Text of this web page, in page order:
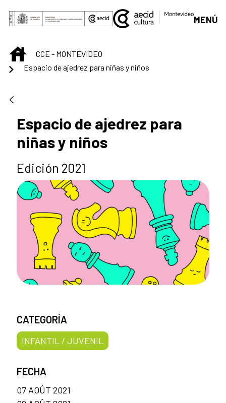
Saut au contenu principal
MENÚ
INICIOCCE - MONTEVIDEO
Espacio de ajedrez para niñas y niños
Espacio de ajedrez para
niñas y niños
Edición 2021
CATEGORÍA
INFANTIL / JUVENIL
FECHA
07 AOÛT 2021